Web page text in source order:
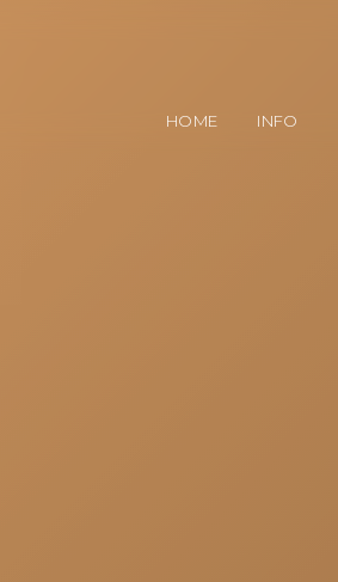
HOME
ホーム INFO
お知ら